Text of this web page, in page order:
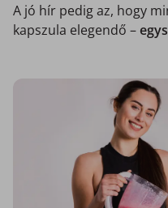
A jó hír pedig az, hogy
kapszula elegendő –